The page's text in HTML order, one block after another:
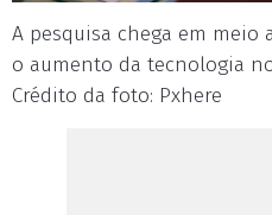
A pesquisa chega em meio
o aumento da tecnologia
Crédito da foto: Pxhere